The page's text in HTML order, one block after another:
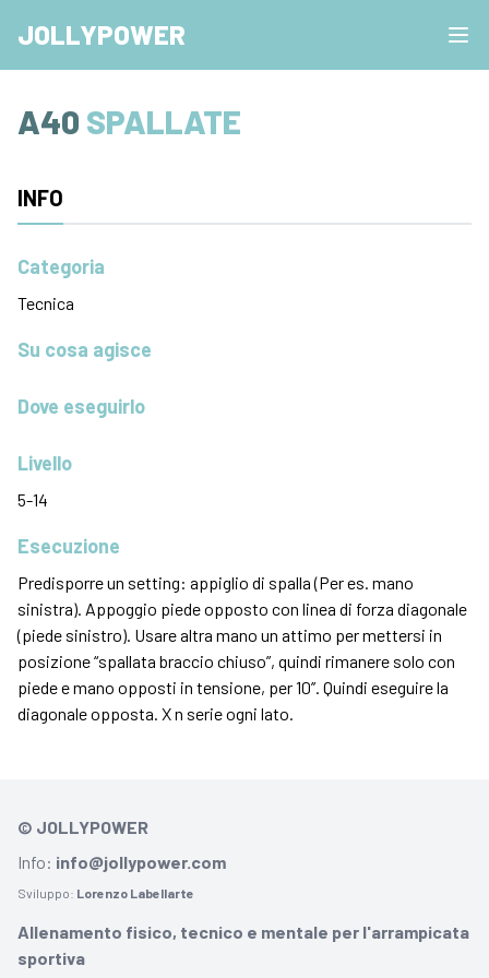
JOLLYPOWER
A40 SPALLATE
INFO
Categoria
Tecnica
Su cosa agisce
Dove eseguirlo
Livello
5-14
Esecuzione
Predisporre un setting: appiglio di spalla (Per es. mano
sinistra). Appoggio piede opposto con linea di forza diagonale
(piede sinistro). Usare altra mano un attimo per mettersi in
posizione “spallata braccio chiuso”, quindi rimanere solo con
piede e mano opposti in tensione, per 10’’. Quindi eseguire la
diagonale opposta. X n serie ogni lato.
© JOLLYPOWER
Info: info@jollypower.com
Sviluppo: Lorenzo Labellarte
Allenamento fisico, tecnico e mentale per l'arrampicata
sportiva